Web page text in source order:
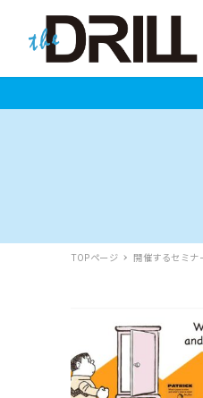
TOPページ 開催するセミナ